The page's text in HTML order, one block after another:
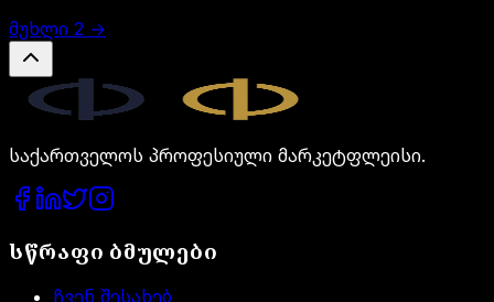
მუხლი 2 →
საქართველოს პროფესიული მარკეტფლეისი.
სწრაფი ბმულები
ჩვენ შესახებ